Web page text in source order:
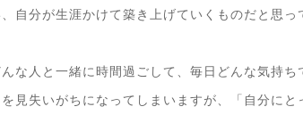
自分が生涯かけて築き上げていくものだと思っ
な人と一緒に時間過ごして、毎日どんな気持ち
見失いがちになってしまいますが、「自分にと